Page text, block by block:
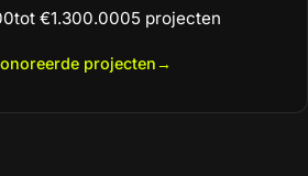
tot €1.300.0005 projecten
projecten